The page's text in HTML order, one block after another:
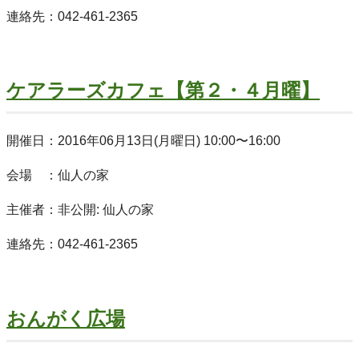
連絡先：042-461-2365
ケアラーズカフェ【第２・４月曜】
開催日：2016年06月13日(月曜日) 10:00〜16:00
会場 ：仙人の家
主催者：非公開: 仙人の家
連絡先：042-461-2365
おんがく広場